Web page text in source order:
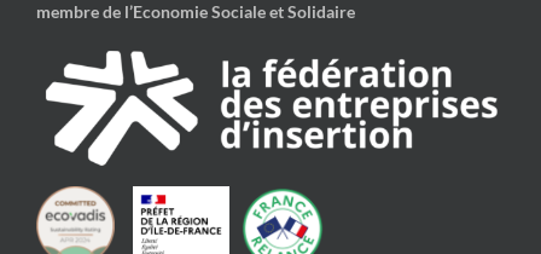
membre de l’Economie Sociale et Solidaire